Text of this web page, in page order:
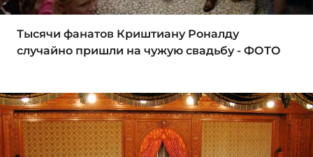
Тысячи фанатов Криштиану Роналду
случайно пришли на чужую свадьбу - ФОТО